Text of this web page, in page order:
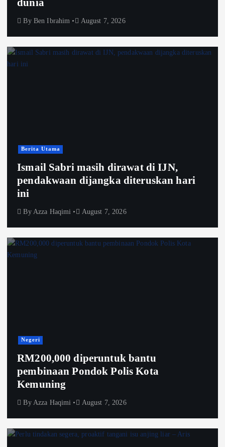
dunia
By Ben Ibrahim August 7, 2026
Berita Utama
Ismail Sabri masih dirawat di IJN,
pendakwaan dijangka diteruskan hari
ini
By Azza Haqimi August 7, 2026
Negeri
RM200,000 diperuntuk bantu
pembinaan Pondok Polis Kota
Kemuning
By Azza Haqimi August 7, 2026